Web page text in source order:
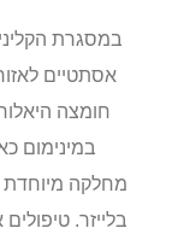
במסגרת
אסתטיים
חומצה
במינימום
מחלקה מיוחדת
בלייזר.